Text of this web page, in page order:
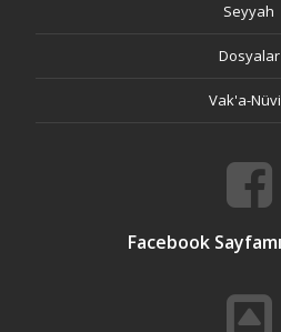
Seyyah
Dosyalar
Vak'a-
Facebook